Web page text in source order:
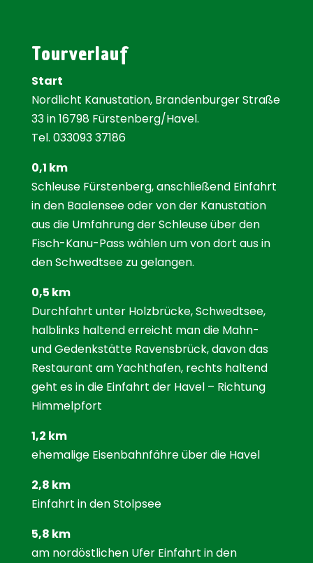
Tourverlauf
Start
Nordlicht Kanustation, Brandenburger Straße
33 in 16798 Fürstenberg/Havel.
Tel. 033093 37186
0,1 km
Schleuse Fürstenberg, anschließend Einfahrt
in den Baalensee oder von der Kanustation
aus die Umfahrung der Schleuse über den
Fisch-Kanu-Pass wählen um von dort aus in
den Schwedtsee zu gelangen.
0,5 km
Durchfahrt unter Holzbrücke, Schwedtsee,
halblinks haltend erreicht man die Mahn-
und Gedenkstätte Ravensbrück, davon das
Restaurant am Yachthafen, rechts haltend
geht es in die Einfahrt der Havel – Richtung
Himmelpfort
1,2 km
ehemalige Eisenbahnfähre über die Havel
2,8 km
Einfahrt in den Stolpsee
5,8 km
am nordöstlichen Ufer Einfahrt in den